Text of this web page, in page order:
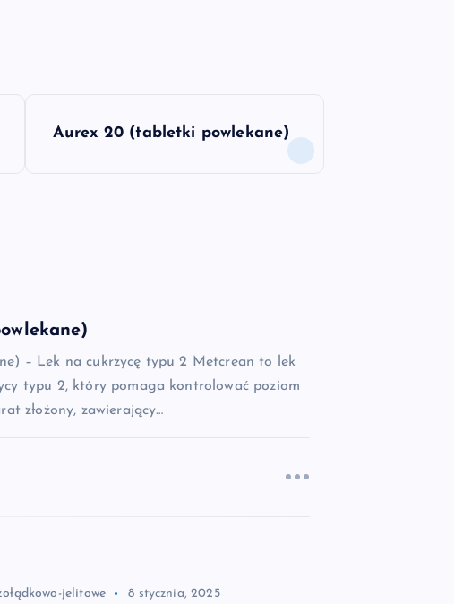
Aurex 20 (tabletki powlekane)
– Lek na cukrzycę typu 2 Metcrean to lek
typu 2, który pomaga kontrolować poziom
złożony, zawierający…
jelitowe 8 stycznia, 2025